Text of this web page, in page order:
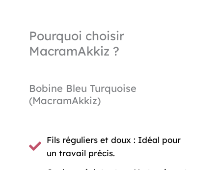
Pourquoi choisir
MacramAkkiz ?
Bobine Bleu Turquoise
(MacramAkkiz)
Fils réguliers et doux : Idéal pour
un travail précis.